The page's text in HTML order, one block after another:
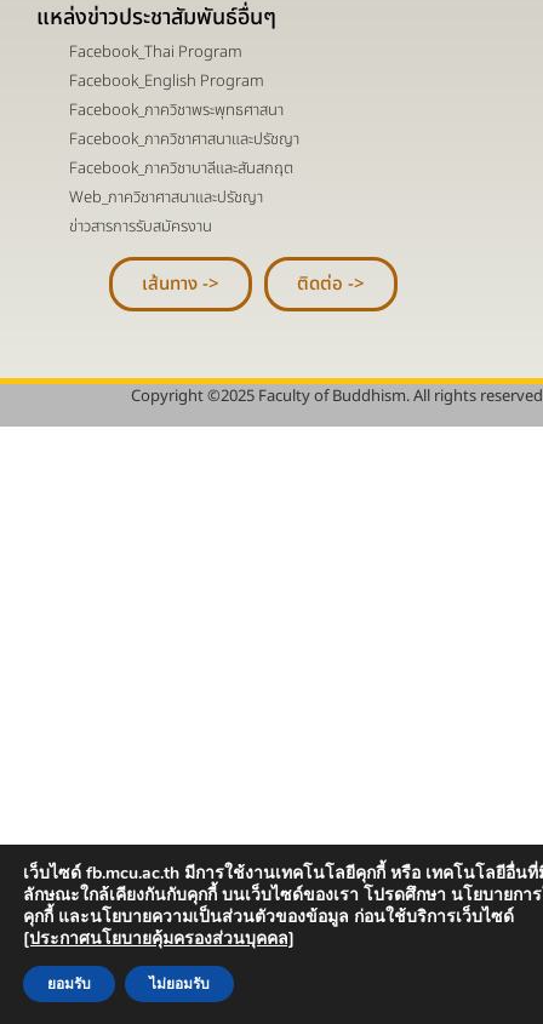
แหล่งข่าวประชาสัมพันธ์อื่นๆ
Facebook_Thai Program
Facebook_English Program
Facebook_ภาควิชาพระพุทธศาสนา
Facebook_ภาควิชาศาสนาและปรัชญา
Facebook_ภาควิชาบาลีและสันสกฤต
Web_ภาควิชาศาสนาและปรัชญา
ข่าวสารการรับสมัครงาน
เส้นทาง -> ติดต่อ ->
Copyright ©2025 Faculty of Buddhism. All rights reserved
เว็บไซด์ fb.mcu.ac.th มีการใช้งานเทคโนโลยีคุกกี้ หรือ เทคโนโลยีอื่นที่
ลักษณะใกล้เคียงกันกับคุกกี้ บนเว็บไซด์ของเรา โปรดศึกษา นโยบายกา
คุกกี้ และนโยบายความเป็นส่วนตัวของข้อมูล ก่อนใช้บริการเว็บไซด์
[ประกาศนโยบายคุ้มครองส่วนบุคคล]
ยอมรับ ไม่ยอมรับ